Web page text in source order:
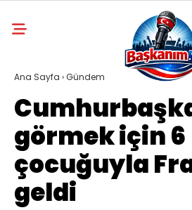
Ana Sayfa ›Gündem
görmek için 6
çocuğuyla
geldi